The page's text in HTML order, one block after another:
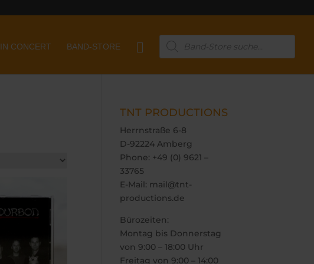
IN CONCERT BAND-STORE 
Products
search
TNT PRODUCTIONS
Herrnstraße 6-8
D-92224 Amberg
Phone: +49 (0) 9621 –
33765
E-Mail: mail@tnt-
productions.de
Bürozeiten:
Montag bis Donnerstag
von 9:00 – 18:00 Uhr
Freitag von 9:00 – 14:00